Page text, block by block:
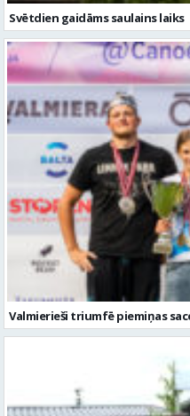
Svētdien gaidāms saulains laiks
Valmierieši triumfē piemiņas